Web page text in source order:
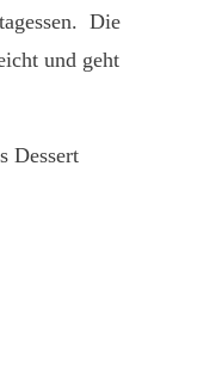
Die
und geht